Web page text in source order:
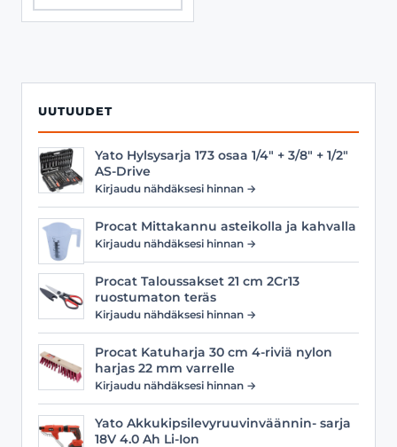
UUTUUDET
Yato Hylsysarja 173 osaa 1/4" + 3/8" + 1/2"
AS-Drive
Kirjaudu nähdäksesi hinnan →
Procat Mittakannu asteikolla ja kahvalla
Kirjaudu nähdäksesi hinnan →
Procat Taloussakset 21 cm 2Cr13
ruostumaton teräs
Kirjaudu nähdäksesi hinnan →
Procat Katuharja 30 cm 4-riviä nylon
harjas 22 mm varrelle
Kirjaudu nähdäksesi hinnan →
Yato Akkukipsilevyruuvinväännin- sarja
18V 4.0 Ah Li-Ion